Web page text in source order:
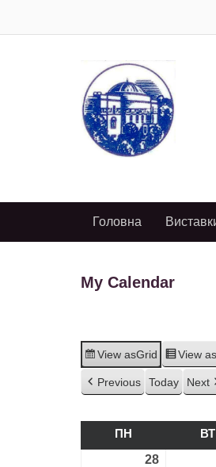
Головна
My Calendar
View asGrid View as
Previous Today Next
ПН ПОНЕДІЛОКВТ
28